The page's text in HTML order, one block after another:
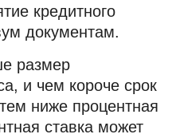
кредитного
документам.
размер
и чем короче срок
ниже процентная
ставка может